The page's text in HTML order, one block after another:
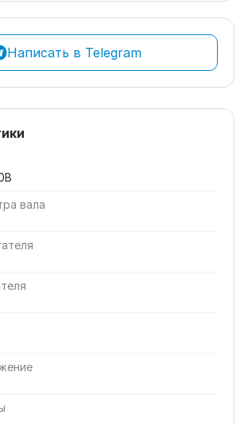
Написать в Telegram
вала